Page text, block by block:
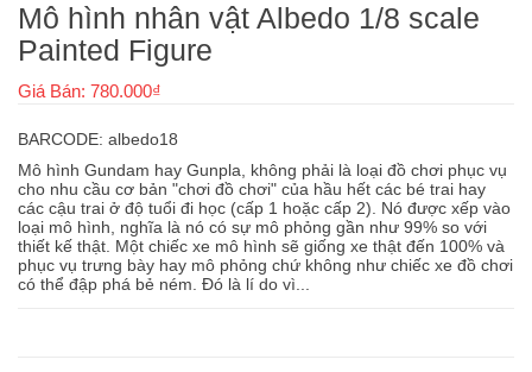
Mô hình nhân vật Albedo 1/8 scale
Painted Figure
Giá Bán: 780.000₫
BARCODE: albedo18
Mô hình Gundam hay Gunpla, không phải là loại đồ chơi phục vụ
cho nhu cầu cơ bản "chơi đồ chơi" của hầu hết các bé trai hay
các cậu trai ở độ tuổi đi học (cấp 1 hoặc cấp 2). Nó được xếp vào
loại mô hình, nghĩa là nó có sự mô phỏng gần như 99% so với
thiết kế thật. Một chiếc xe mô hình sẽ giống xe thật đến 100% và
phục vụ trưng bày hay mô phỏng chứ không như chiếc xe đồ chơi
có thể đập phá bẻ ném. Đó là lí do vì...